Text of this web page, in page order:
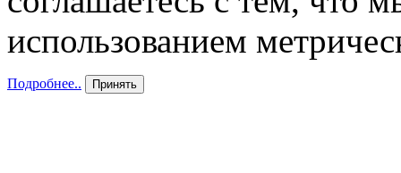
использованием
Подробнее.. Принять